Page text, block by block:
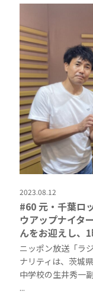
2023.08.12
#60 元・千葉ロ
ウアップナイタ
んをお迎えし、
ニッポン放送「ラ
ナリティは、茨城
中学校の生井秀一
...